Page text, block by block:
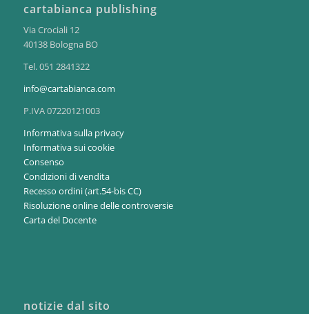
cartabianca publishing
Via Crociali 12
40138 Bologna BO
Tel. 051 2841322
info@cartabianca.com
P.IVA 07220121003
Informativa sulla privacy
Informativa sui cookie
Consenso
Condizioni di vendita
Recesso ordini (art.54-bis CC)
Risoluzione online delle controversie
Carta del Docente
notizie dal sito